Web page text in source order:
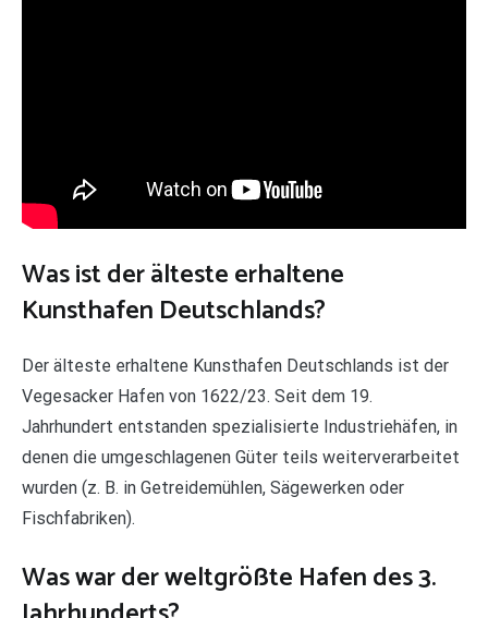
Was ist der älteste erhaltene
Kunsthafen Deutschlands?
Der älteste erhaltene Kunsthafen Deutschlands ist der
Vegesacker Hafen von 1622/23. Seit dem 19.
Jahrhundert entstanden spezialisierte Industriehäfen, in
denen die umgeschlagenen Güter teils weiterverarbeitet
wurden (z. B. in Getreidemühlen, Sägewerken oder
Fischfabriken).
Was war der weltgrößte Hafen des 3.